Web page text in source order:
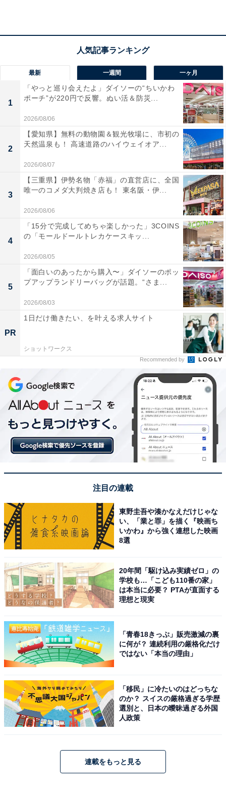
「太子温泉」の口コミは？
「太子温泉」には以下のような口コミが寄せられていま
す。
二上山の麓にある自然豊かな露天風呂はとても気持
ちよく、季節ごとに変わる景色を眺めながら入浴で
きるのが最高でした。山の空気と天然温泉で心身と
サウナと水風呂の後に露天風呂でととのえました。
昭和から続く歴史のある温泉で、地元の常連さんも
多くアットホームな雰囲気でした。釜飯食堂の料理
バイク神社やウォールアートなど温泉以外の楽しみ
もたくさんあります。車中泊エリアもあるので遠方
からのツーリング客が多く、賑やかで楽しい雰囲気
の施設でした。
報も見る
最新 一週間 一ヶ月
1
「やっと巡り会えたよ」ダイソーの“ちいかわ
ポーチ”が220円で反響。ぬい活＆防災...
2026/08/06
2
【愛知県】無料の動物園＆観光牧場に、市初の
天然温泉も！ 高速道路のハイウェイオア...
2026/08/07
3
【三重県】伊勢名物「赤福」の直営店に、全国
唯一のコメダ大判焼き店も！ 東名阪・伊...
2026/08/06
4
「15分で完成してめちゃ楽しかった」3COINS
の「モールドールトレカケースキッ...
2026/08/05
5
「面白いのあったから購入〜」ダイソーのポッ
プアップランドリーバッグが話題。“さま...
2026/08/03
PR
1日だけ働きたい、を叶える求人サイト
ショットワークス
Recommended by
注目の連載
東野圭吾や湊かなえだけじゃな
い、「業と罪」を描く『映画ち
いかわ』から強く連想した映画
8選
20年間「駆け込み実績ゼロ」の
学校も…「こども110番の家」
は本当に必要？ PTAが直面する
理想と現実
「青春18きっぷ」販売激減の裏
に何が？ 連続利用の厳格化だけ
ではない「本当の理由」
「移民」に冷たいのはどっちな
のか？ スイスの厳格過ぎる学歴
選別と、日本の曖昧過ぎる外国
人政策
連載をもっと見る